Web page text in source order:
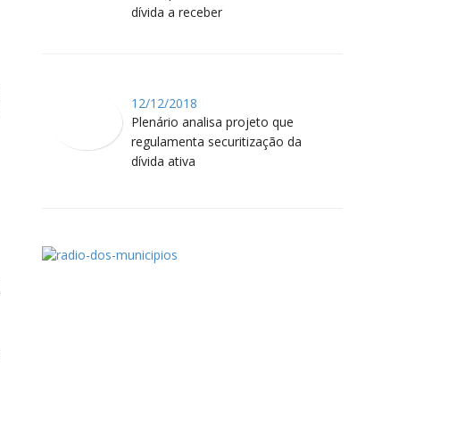
dívida a receber
12/12/2018
Plenário analisa projeto que
regulamenta securitização da
dívida ativa